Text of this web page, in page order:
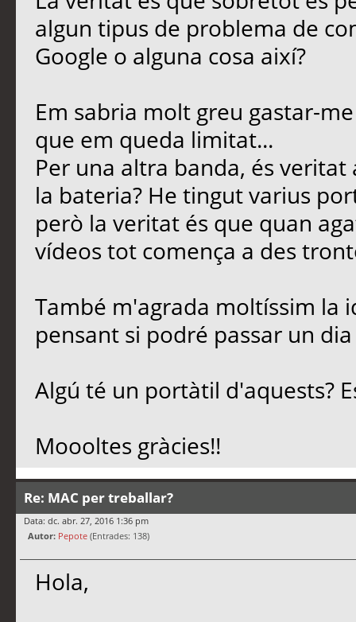
algun tipus de problema de
Google o alguna cosa així?
Em sabria molt greu gastar-
que em queda limitat...
Per una altra banda, és
la bateria? He tingut varius
però la veritat és que quan
vídeos tot comença a des
També m'agrada moltíssim la
pensant si podré passar un
Algú té un portàtil d'aquests?
Moooltes gràcies!!
Re: MAC per treballar?
Data: dc. abr. 27, 2016 1:36 pm
Autor: Pepote (Entrades: 138)
Hola,